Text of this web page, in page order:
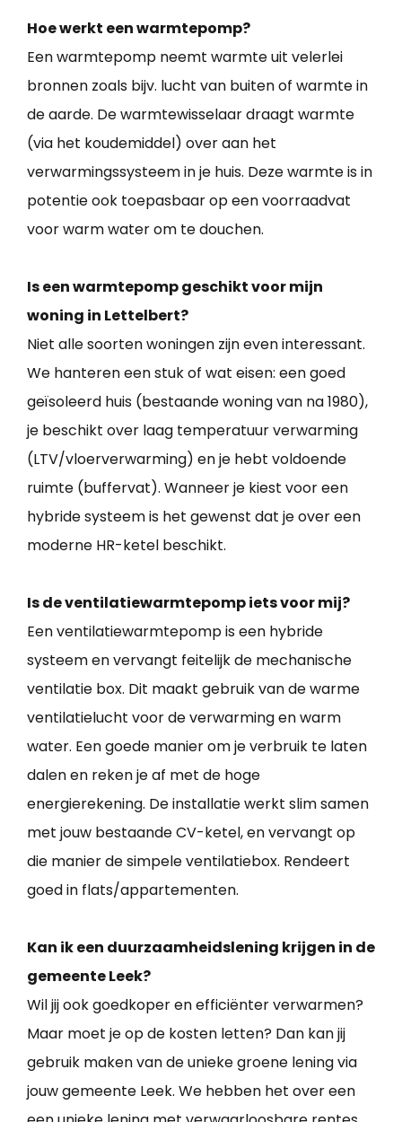
Hoe werkt een warmtepomp?
Een warmtepomp neemt warmte uit velerlei
bronnen zoals bijv. lucht van buiten of warmte in
de aarde. De warmtewisselaar draagt warmte
(via het koudemiddel) over aan het
verwarmingssysteem in je huis. Deze warmte is in
potentie ook toepasbaar op een voorraadvat
voor warm water om te douchen.
Is een warmtepomp geschikt voor mijn
woning in Lettelbert?
Niet alle soorten woningen zijn even interessant.
We hanteren een stuk of wat eisen: een goed
geïsoleerd huis (bestaande woning van na 1980),
je beschikt over laag temperatuur verwarming
(LTV/vloerverwarming) en je hebt voldoende
ruimte (buffervat). Wanneer je kiest voor een
hybride systeem is het gewenst dat je over een
moderne HR-ketel beschikt.
Is de ventilatiewarmtepomp iets voor mij?
Een ventilatiewarmtepomp is een hybride
systeem en vervangt feitelijk de mechanische
ventilatie box. Dit maakt gebruik van de warme
ventilatielucht voor de verwarming en warm
water. Een goede manier om je verbruik te laten
dalen en reken je af met de hoge
energierekening. De installatie werkt slim samen
met jouw bestaande CV-ketel, en vervangt op
die manier de simpele ventilatiebox. Rendeert
goed in flats/appartementen.
Kan ik een duurzaamheidslening krijgen in de
gemeente Leek?
Wil jij ook goedkoper en efficiënter verwarmen?
Maar moet je op de kosten letten? Dan kan jij
gebruik maken van de unieke groene lening via
jouw gemeente Leek. We hebben het over een